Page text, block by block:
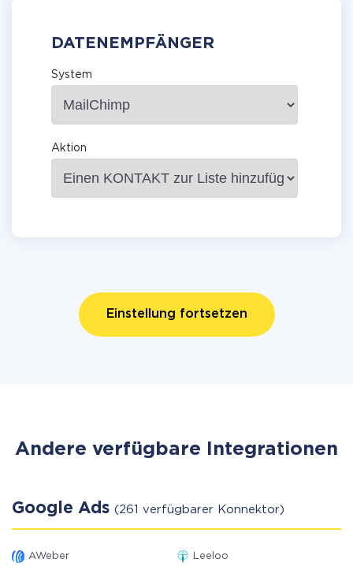
DATENEMPFÄNGER
System
Aktion
Einstellung fortsetzen
Andere verfügbare Integrationen
Google Ads (261 verfügbarer Konnektor)
AWeber Leeloo